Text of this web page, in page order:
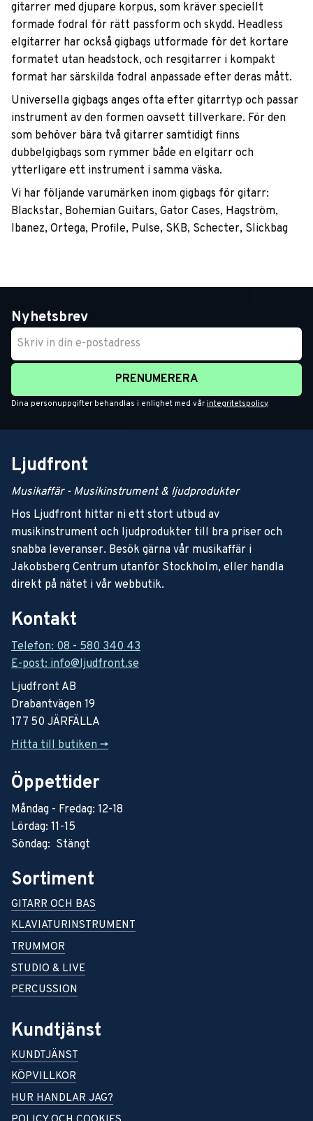
gitarrer med djupare korpus, som kräver speciellt
formade fodral för rätt passform och skydd. Headless
elgitarrer har också gigbags utformade för det kortare
formatet utan headstock, och resgitarrer i kompakt
format har särskilda fodral anpassade efter deras mått.
Universella gigbags anges ofta efter gitarrtyp och passar
instrument av den formen oavsett tillverkare. För den
som behöver bära två gitarrer samtidigt finns
dubbelgigbags som rymmer både en elgitarr och
ytterligare ett instrument i samma väska.
Vi har följande varumärken inom gigbags för gitarr:
Blackstar, Bohemian Guitars, Gator Cases, Hagström,
Ibanez, Ortega, Profile, Pulse, SKB, Schecter, Slickbag
Nyhetsbrev
PRENUMERERA
Dina personuppgifter behandlas i enlighet med vår integritetspolicy.
Ljudfront
Musikaffär - Musikinstrument & ljudprodukter
Hos Ljudfront hittar ni ett stort utbud av
musikinstrument och ljudprodukter till bra priser och
snabba leveranser. Besök gärna vår musikaffär i
Jakobsberg Centrum utanför Stockholm, eller handla
direkt på nätet i vår webbutik.
Kontakt
Telefon: 08 - 580 340 43
E-post: info@ljudfront.se
Ljudfront AB
Drabantvägen 19
177 50 JÄRFÄLLA
Hitta till butiken ->
Öppettider
Måndag - Fredag: 12-18
Lördag: 11-15
Söndag: Stängt
Sortiment
GITARR OCH BAS
KLAVIATURINSTRUMENT
TRUMMOR
STUDIO & LIVE
PERCUSSION
Kundtjänst
KUNDTJÄNST
KÖPVILLKOR
HUR HANDLAR JAG?